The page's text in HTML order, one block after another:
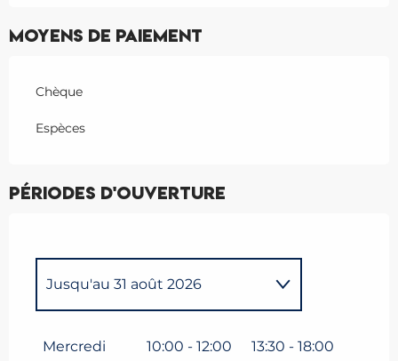
Moyens de paiement
Chèque
Espèces
Périodes d'ouverture
Jusqu'au 31 août 2026
Mercredi 10:00 - 12:00 13:30 - 18:00